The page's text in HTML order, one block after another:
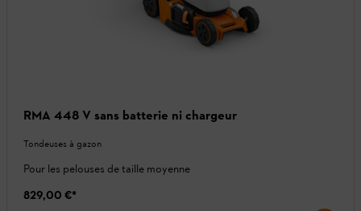
RMA 448 V sans batterie ni chargeur
Tondeuses à gazon
Pour les pelouses de taille moyenne
829,00 €*